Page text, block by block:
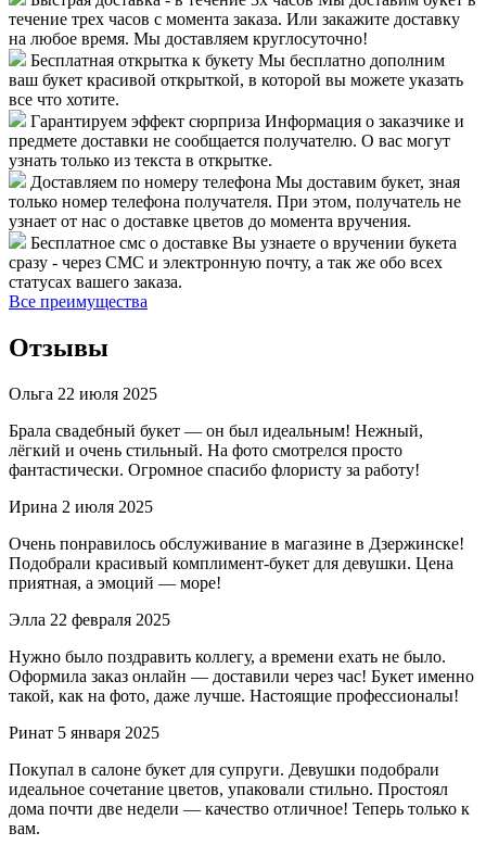
течение трех часов с момента заказа. Или закажите доставку
на любое время. Мы доставляем круглосуточно!
Бесплатная открытка к букету Мы бесплатно дополним
ваш букет красивой открыткой, в которой вы можете указать
все что хотите.
Гарантируем эффект сюрприза Информация о заказчике и
предмете доставки не сообщается получателю. О вас могут
узнать только из текста в открытке.
Доставляем по номеру телефона Мы доставим букет, зная
только номер телефона получателя. При этом, получатель не
узнает от нас о доставке цветов до момента вручения.
Бесплатное смс о доставке Вы узнаете о вручении букета
сразу - через СМС и электронную почту, а так же обо всех
статусах вашего заказа.
Все преимущества
Отзывы
Ольга 22 июля 2025
Брала свадебный букет — он был идеальным! Нежный,
лёгкий и очень стильный. На фото смотрелся просто
фантастически. Огромное спасибо флористу за работу!
Ирина 2 июля 2025
Очень понравилось обслуживание в магазине в Дзержинске!
Подобрали красивый комплимент-букет для девушки. Цена
приятная, а эмоций — море!
Элла 22 февраля 2025
Нужно было поздравить коллегу, а времени ехать не было.
Оформила заказ онлайн — доставили через час! Букет именно
такой, как на фото, даже лучше. Настоящие профессионалы!
Ринат 5 января 2025
Покупал в салоне букет для супруги. Девушки подобрали
идеальное сочетание цветов, упаковали стильно. Простоял
дома почти две недели — качество отличное! Теперь только к
вам.